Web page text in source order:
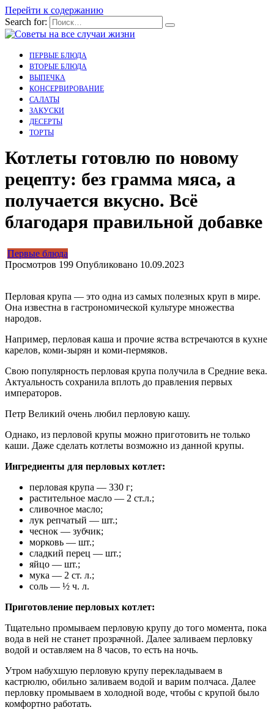
Перейти к содержанию
Search for:
ПЕРВЫЕ БЛЮДА
ВТОРЫЕ БЛЮДА
ВЫПЕЧКА
КОНСЕРВИРОВАНИЕ
САЛАТЫ
ЗАКУСКИ
ДЕСЕРТЫ
ТОРТЫ
Котлеты готовлю по новому
рецепту: без грамма мяса, а
получается вкусно. Всё
благодаря правильной добавке
Первые блюда
Просмотров 199 Опубликовано 10.09.2023
Перловая крупа — это одна из самых полезных круп в мире.
Она известна в гастрономической культуре множества
народов.
Например, перловая каша и прочие яства встречаются в кухне
карелов, коми-зырян и коми-пермяков.
Свою популярность перловая крупа получила в Средние века.
Актуальность сохранила вплоть до правления первых
императоров.
Петр Великий очень любил перловую кашу.
Однако, из перловой крупы можно приготовить не только
каши. Даже сделать котлеты возможно из данной крупы.
Ингредиенты для перловых котлет:
перловая крупа — 330 г;
растительное масло — 2 ст.л.;
сливочное масло;
лук репчатый — шт.;
чеснок — зубчик;
морковь — шт.;
сладкий перец — шт.;
яйцо — шт.;
мука — 2 ст. л.;
соль — ½ ч. л.
Приготовление перловых котлет:
Тщательно промываем перловую крупу до того момента, пока
вода в ней не станет прозрачной. Далее заливаем перловку
водой и оставляем на 8 часов, то есть на ночь.
Утром набухшую перловую крупу перекладываем в
кастрюлю, обильно заливаем водой и варим полчаса. Далее
перловку промываем в холодной воде, чтобы с крупой было
комфортно работать.